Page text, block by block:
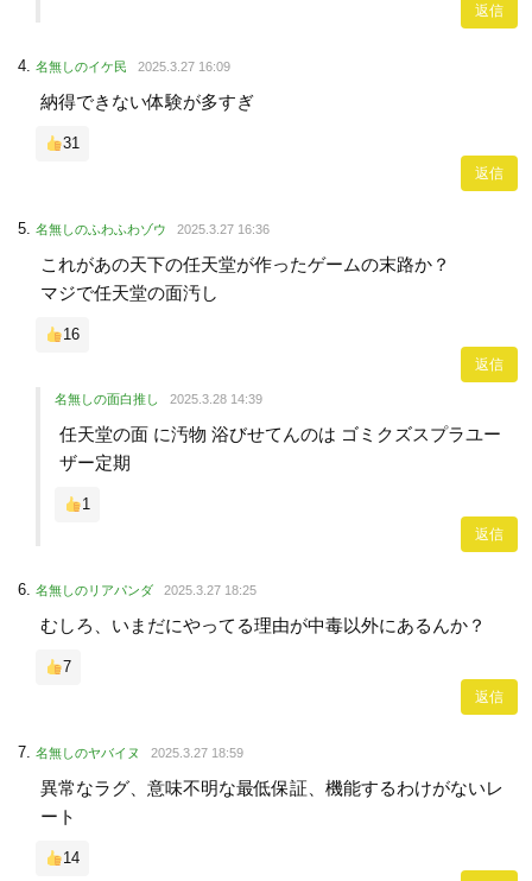
返信
名無しのイケ民 2025.3.27 16:09
納得できない体験が多すぎ
31
返信
名無しのふわふわゾウ 2025.3.27 16:36
これがあの天下の任天堂が作ったゲームの末路か？
マジで任天堂の面汚し
16
返信
名無しの面白推し 2025.3.28 14:39
任天堂の面 に汚物 浴びせてんのは ゴミクズスプラユー
ザー定期
1
返信
名無しのリアパンダ 2025.3.27 18:25
むしろ、いまだにやってる理由が中毒以外にあるんか？
7
返信
名無しのヤバイヌ 2025.3.27 18:59
異常なラグ、意味不明な最低保証、機能するわけがないレ
ート
14